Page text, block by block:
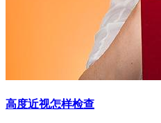
高度近视怎样检查